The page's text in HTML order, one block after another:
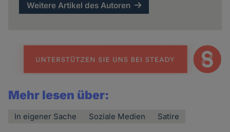
Weitere Artikel des Autoren
Mehr lesen über:
In eigener Sache Soziale Medien Satire